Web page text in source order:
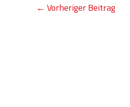
← Vorheriger Beitrag